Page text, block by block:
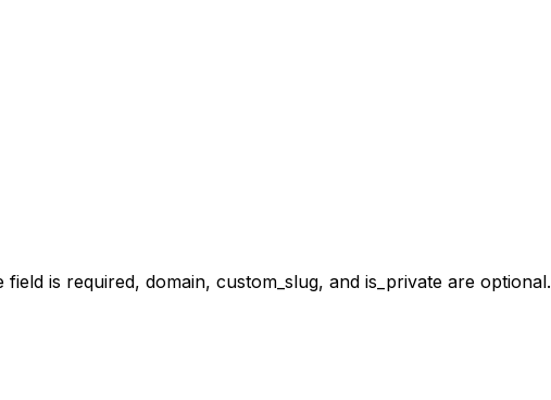
is required, domain, custom_slug, and is_private are optional.